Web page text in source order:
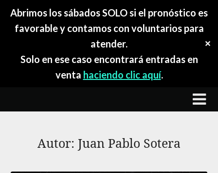
Abrimos los sábados SOLO si el pronóstico es
favorable y contamos con voluntarios para
atender.
Solo en ese caso encontrará entradas en
venta haciendo clic aquí.
✕
Autor: Juan Pablo Sotera